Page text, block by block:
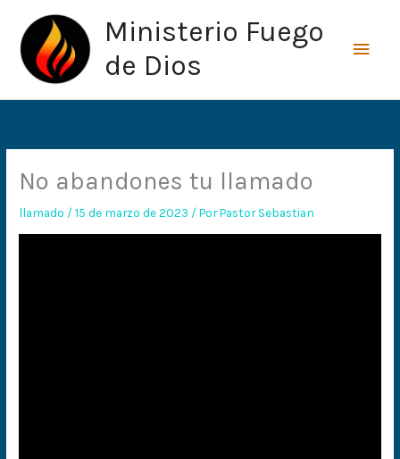
contenido
Ministerio Fuego
de Dios
No abandones tu llamado
llamado /15 de marzo de 2023 / PorPastor Sebastian